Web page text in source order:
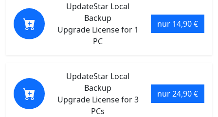
UpdateStar Local
Backup
Upgrade License for 1
PC
nur 14,90 €
UpdateStar Local
Backup
Upgrade License for 3
PCs
nur 24,90 €